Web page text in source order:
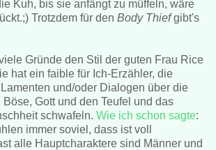
Kuh, bis sie anfängt zu müffeln, wäre
Trotzdem für den Body Thiefgibt's
Gründe den Stil der guten Frau Rice
hat ein faible für Ich-Erzähler, die
und/oder Dialogen über die
Böse, Gott und den Teufel und das
schwafeln. Wie ich schon sagte:
immer soviel, dass ist voll
alle Hauptcharaktere sind Männer und